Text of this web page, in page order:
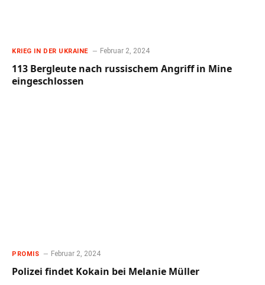
KRIEG IN DER UKRAINE Februar 2, 2024
113 Bergleute nach russischem Angriff in Mine
eingeschlossen
PROMIS Februar 2, 2024
Polizei findet Kokain bei Melanie Müller